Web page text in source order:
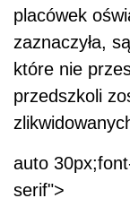
placówek
zaznaczyła,
które nie
przedszkoli
auto
serif">